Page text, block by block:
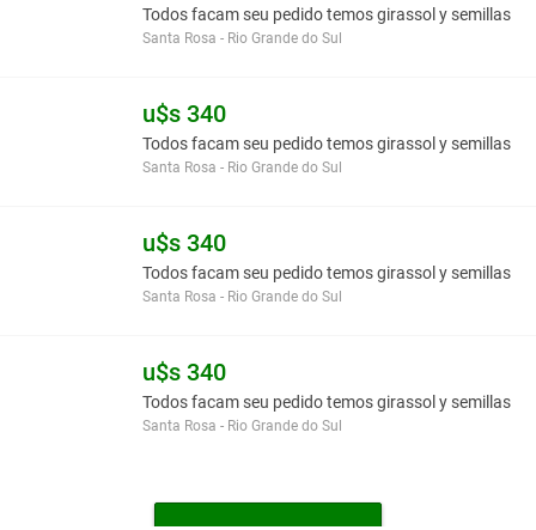
Todos facam seu pedido temos girassol y semillas
Santa Rosa - Rio Grande do Sul
u$s 340
Todos facam seu pedido temos girassol y semillas
Santa Rosa - Rio Grande do Sul
u$s 340
Todos facam seu pedido temos girassol y semillas
Santa Rosa - Rio Grande do Sul
u$s 340
Todos facam seu pedido temos girassol y semillas
Santa Rosa - Rio Grande do Sul